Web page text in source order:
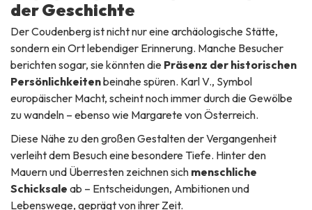
der Geschichte
Der Coudenberg ist nicht nur eine archäologische Stätte,
sondern ein Ort lebendiger Erinnerung. Manche Besucher
berichten sogar, sie könnten die Präsenz der historischen
Persönlichkeitenbeinahe spüren. Karl V., Symbol
europäischer Macht, scheint noch immer durch die Gewölbe
zu wandeln – ebenso wie Margarete von Österreich.
Diese Nähe zu den großen Gestalten der Vergangenheit
verleiht dem Besuch eine besondere Tiefe. Hinter den
Mauern und Überresten zeichnen sich menschliche
Schicksale ab – Entscheidungen, Ambitionen und
Lebenswege, geprägt von ihrer Zeit.